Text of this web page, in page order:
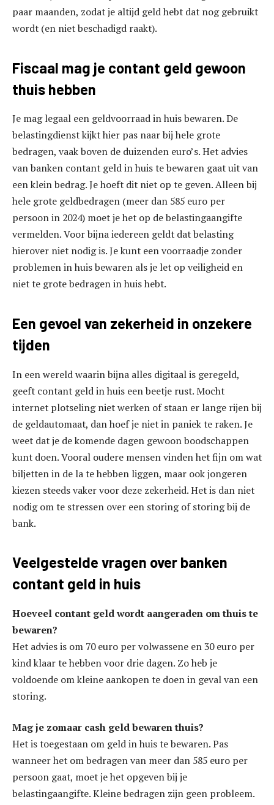
paar maanden, zodat je altijd geld hebt dat nog gebruikt
wordt (en niet beschadigd raakt).
Fiscaal mag je contant geld gewoon
thuis hebben
Je mag legaal een geldvoorraad in huis bewaren. De
belastingdienst kijkt hier pas naar bij hele grote
bedragen, vaak boven de duizenden euro’s. Het advies
van banken contant geld in huis te bewaren gaat uit van
een klein bedrag. Je hoeft dit niet op te geven. Alleen bij
hele grote geldbedragen (meer dan 585 euro per
persoon in 2024) moet je het op de belastingaangifte
vermelden. Voor bijna iedereen geldt dat belasting
hierover niet nodig is. Je kunt een voorraadje zonder
problemen in huis bewaren als je let op veiligheid en
niet te grote bedragen in huis hebt.
Een gevoel van zekerheid in onzekere
tijden
In een wereld waarin bijna alles digitaal is geregeld,
geeft contant geld in huis een beetje rust. Mocht
internet plotseling niet werken of staan er lange rijen bij
de geldautomaat, dan hoef je niet in paniek te raken. Je
weet dat je de komende dagen gewoon boodschappen
kunt doen. Vooral oudere mensen vinden het fijn om wat
biljetten in de la te hebben liggen, maar ook jongeren
kiezen steeds vaker voor deze zekerheid. Het is dan niet
nodig om te stressen over een storing of storing bij de
bank.
Veelgestelde vragen over banken
contant geld in huis
Hoeveel contant geld wordt aangeraden om thuis te
bewaren?
Het advies is om 70 euro per volwassene en 30 euro per
kind klaar te hebben voor drie dagen. Zo heb je
voldoende om kleine aankopen te doen in geval van een
storing.
Mag je zomaar cash geld bewaren thuis?
Het is toegestaan om geld in huis te bewaren. Pas
wanneer het om bedragen van meer dan 585 euro per
persoon gaat, moet je het opgeven bij je
belastingaangifte. Kleine bedragen zijn geen probleem.